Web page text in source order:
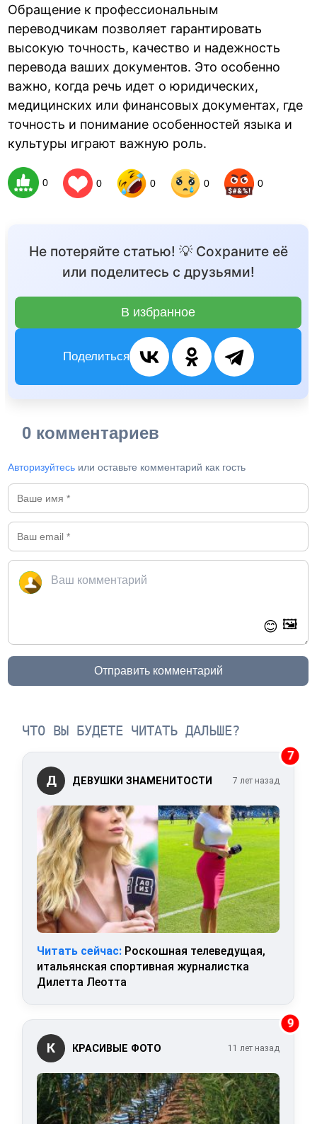
Обращение к профессиональным
переводчикам позволяет гарантировать
высокую точность, качество и надежность
перевода ваших документов. Это особенно
важно, когда речь идет о юридических,
медицинских или финансовых документах, где
точность и понимание особенностей языка и
культуры играют важную роль.
0 0 0 0 0
Не потеряйте статью! 💡 Сохраните её
или поделитесь с друзьями!
В избранное
Поделиться
0 комментариев
Авторизуйтесь или оставьте комментарий как гость
😊 🖼️
Отправить комментарий
ЧТО ВЫ БУДЕТЕ ЧИТАТЬ ДАЛЬШЕ?
7
Д ДЕВУШКИ ЗНАМЕНИТОСТИ 7 лет назад
Читать сейчас: Роскошная телеведущая,
итальянская спортивная журналистка
Дилетта Леотта
9
К КРАСИВЫЕ ФОТО 11 лет назад